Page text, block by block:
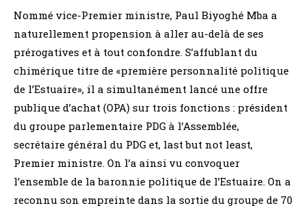
Nommé vice-Premier ministre, Paul Biyoghé Mba a
naturellement propension à aller au-delà de ses
prérogatives et à tout confondre. S’affublant du
chimérique titre de «première personnalité politique
de l’Estuaire», il a simultanément lancé une offre
publique d’achat (OPA) sur trois fonctions : président
du groupe parlementaire PDG à l’Assemblée,
secrétaire général du PDG et, last but not least,
Premier ministre. On l’a ainsi vu convoquer
l’ensemble de la baronnie politique de l’Estuaire. On a
reconnu son empreinte dans la sortie du groupe de 70